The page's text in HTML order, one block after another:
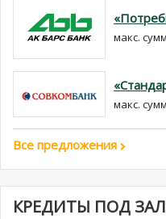
макс.
макс.
Все предложения
КРЕДИТЫ ПОД